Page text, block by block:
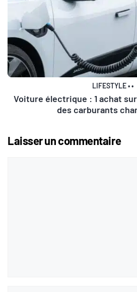
LIFESTYLE••
Voiture électrique : 1 achat
des carburants
Laisser un commentaire